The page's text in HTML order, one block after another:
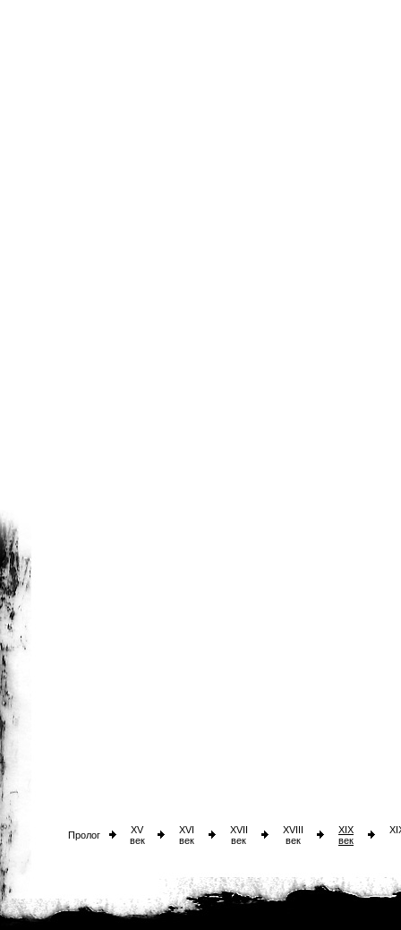
Пролог
XV
век
XVI
век
XVII
век
XVIII
век
XIX
век